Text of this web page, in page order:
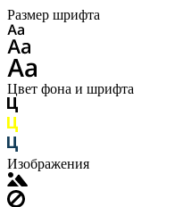
Размер шрифта
Цвет фона и шрифта
Изображения